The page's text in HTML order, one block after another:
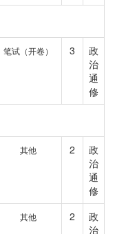
笔试（开卷） 3
政
治
通
修
其他 2
政
治
通
修
其他 2
政
治